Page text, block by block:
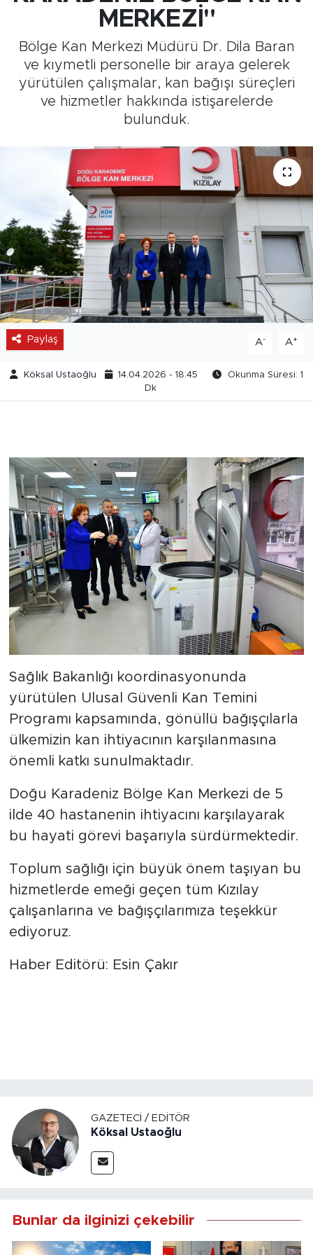
MERKEZİ"
Bölge Kan Merkezi Müdürü Dr. Dila Baran
ve kıymetli personelle bir araya gelerek
yürütülen çalışmalar, kan bağışı süreçleri
ve hizmetler hakkında istişarelerde
bulunduk.
Paylaş A- A+
Köksal Ustaoğlu 14.04.2026 - 18:45
Okunma Süresi: 1
Dk
Sağlık Bakanlığı koordinasyonunda
yürütülen Ulusal Güvenli Kan Temini
Programı kapsamında, gönüllü bağışçılarla
ülkemizin kan ihtiyacının karşılanmasına
önemli katkı sunulmaktadır.
Doğu Karadeniz Bölge Kan Merkezi de 5
ilde 40 hastanenin ihtiyacını karşılayarak
bu hayati görevi başarıyla sürdürmektedir.
Toplum sağlığı için büyük önem taşıyan bu
hizmetlerde emeği geçen tüm Kızılay
çalışanlarına ve bağışçılarımıza teşekkür
ediyoruz.
Haber Editörü: Esin Çakır
GAZETECI / EDITÖR
Köksal Ustaoğlu
Bunlar da ilginizi çekebilir
Sağlık
Siyaset
GURBETTEN SILAYA
Foto Galeri
Köşe Yazarları
Manşet
Ulusal Son Dakika Haberleri